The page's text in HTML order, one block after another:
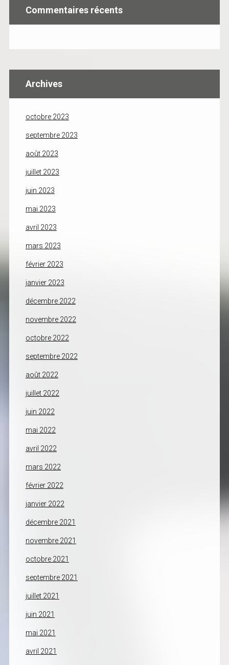
Commentaires récents
Archives
octobre 2023
septembre 2023
août 2023
juillet 2023
juin 2023
mai 2023
avril 2023
mars 2023
février 2023
janvier 2023
décembre 2022
novembre 2022
octobre 2022
septembre 2022
août 2022
juillet 2022
juin 2022
mai 2022
avril 2022
mars 2022
février 2022
janvier 2022
décembre 2021
novembre 2021
octobre 2021
septembre 2021
juillet 2021
juin 2021
mai 2021
avril 2021